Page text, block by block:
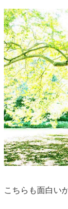
こちらも面白い